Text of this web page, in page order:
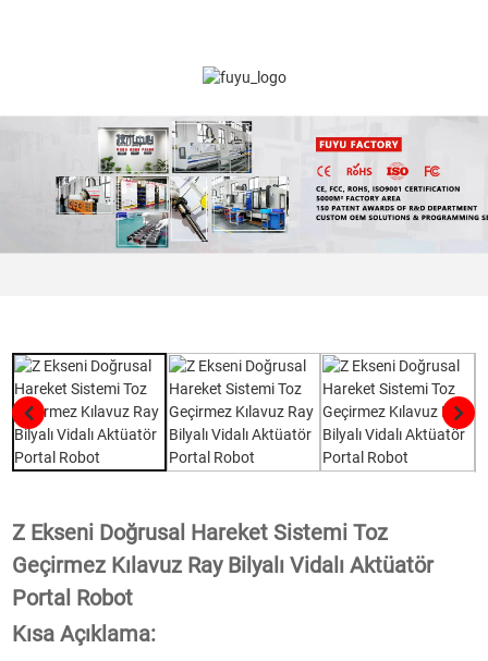
Z Ekseni Doğrusal Hareket Sistemi Toz
Geçirmez Kılavuz Ray Bilyalı Vidalı Aktüatör
Portal Robot
Kısa Açıklama: